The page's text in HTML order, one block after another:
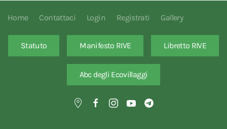
Home Contattaci Login Registrati Gallery
Statuto Manifesto RIVE Libretto RIVE
Abc degli Ecovillaggi